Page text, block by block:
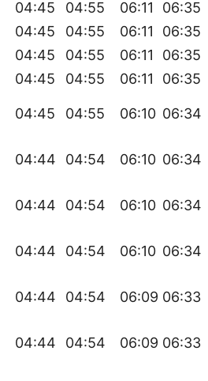
04:45 04:55 06:11 06:35
04:45 04:55 06:11 06:35
04:45 04:55 06:11 06:35
04:45 04:55 06:11 06:35
04:45 04:55 06:10 06:34
04:44 04:54 06:10 06:34
04:44 04:54 06:10 06:34
04:44 04:54 06:10 06:34
04:44 04:54 06:09 06:33
04:44 04:54 06:09 06:33